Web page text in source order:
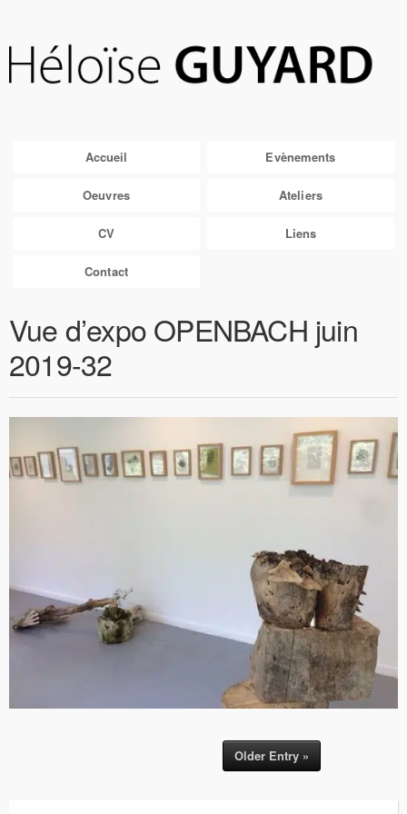
Accueil Evènements
Oeuvres Ateliers
CV Liens
Contact
Vue d’expo OPENBACH juin
2019-32
Older Entry »